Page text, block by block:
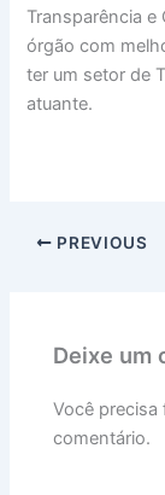
Transparência
órgão com
ter um setor de
atuante.
PREVIOUS
Deixe um
Você precisa
comentário.